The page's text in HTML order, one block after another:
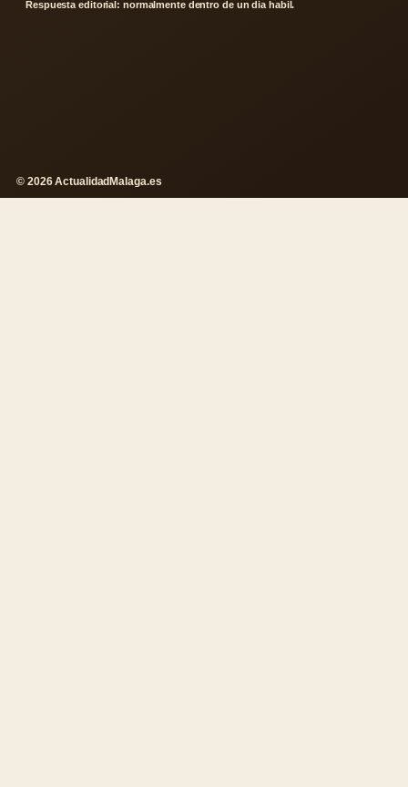
Respuesta editorial: normalmente dentro de un dia habil.
© 2026 ActualidadMalaga.es